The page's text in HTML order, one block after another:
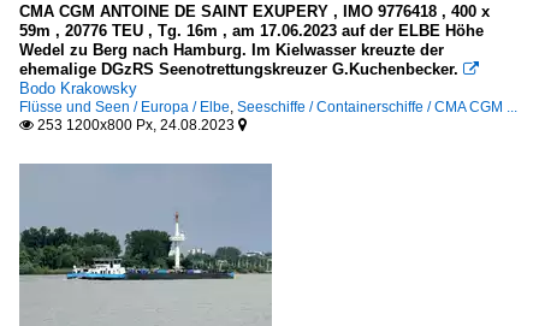
CMA CGM ANTOINE DE SAINT EXUPERY , IMO 9776418 , 400 x
59m , 20776 TEU , Tg. 16m , am 17.06.2023 auf der ELBE Höhe
Wedel zu Berg nach Hamburg. Im Kielwasser kreuzte der
ehemalige DGzRS Seenotrettungskreuzer G.Kuchenbecker. 
Bodo Krakowsky
Flüsse und Seen / Europa / Elbe, Seeschiffe / Containerschiffe / CMA CGM ...
 253 1200x800 Px, 24.08.2023 